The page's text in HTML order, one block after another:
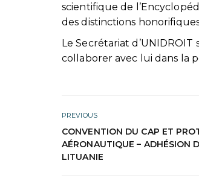
scientifique de
des distinctions
Le Secrétariat
collaborer avec lui dans la
PREVIOUS
CONVENTION DU CAP ET
AÉRONAUTIQUE – ADHÉSION
LITUANIE